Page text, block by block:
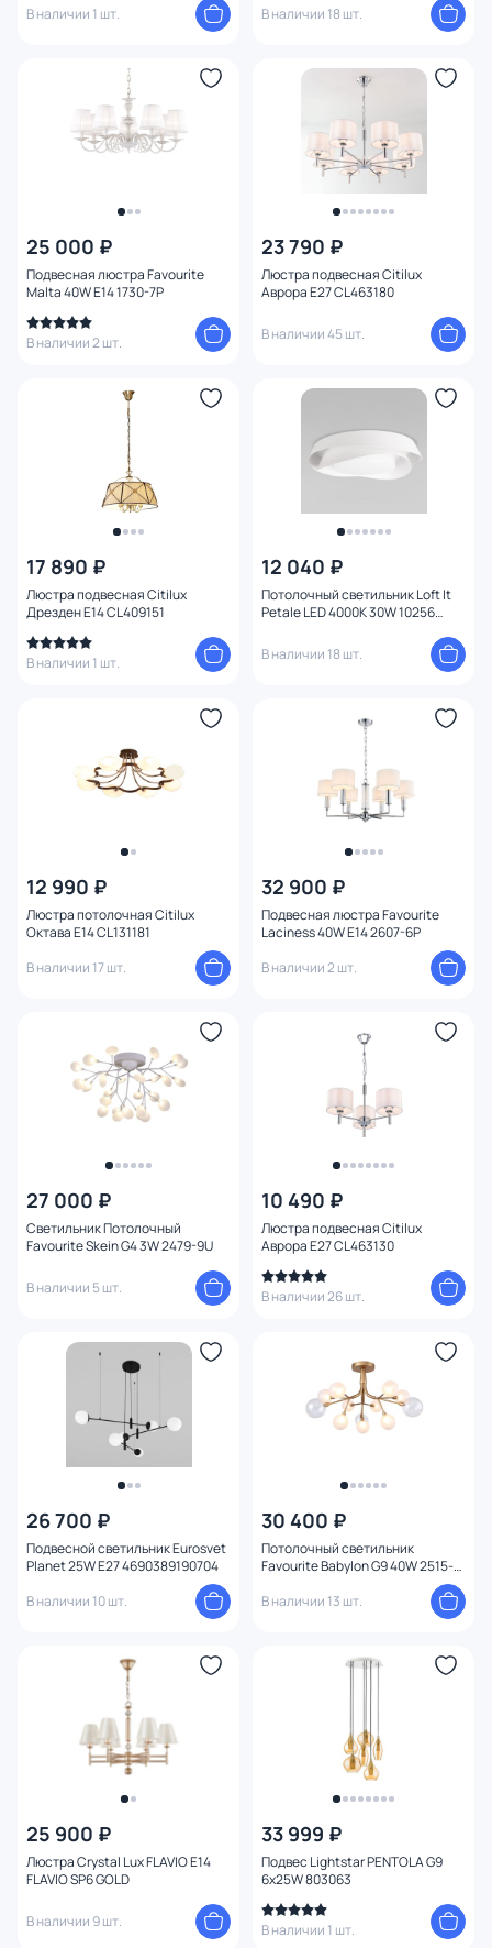
В наличии 1 шт. В наличии 18 шт.
25 000 ₽
Подвесная люстра Favourite
Malta 40W E14 1730-7P
В наличии 2 шт.
23 790 ₽
Люстра подвесная Citilux
Аврора E27 CL463180
В наличии 45 шт.
17 890 ₽
Люстра подвесная Citilux
Дрезден E14 CL409151
В наличии 1 шт.
12 040 ₽
Потолочный светильник Loft It
Petale LED 4000К 30W 10256
В наличии 18 шт.
12 990 ₽
Люстра потолочная Citilux
Октава E14 CL131181
В наличии 17 шт.
32 900 ₽
Подвесная люстра Favourite
Laciness 40W E14 2607-6P
В наличии 2 шт.
27 000 ₽
Светильник Потолочный
Favourite Skein G4 3W 2479-9U
В наличии 5 шт.
10 490 ₽
Люстра подвесная Citilux
Аврора E27 CL463130
В наличии 26 шт.
26 700 ₽
Подвесной светильник Eurosvet
Planet 25W E27 4690389190704
В наличии 10 шт.
30 400 ₽
Потолочный светильник
Favourite Babylon G9 40W 2515-
В наличии 13 шт.
25 900 ₽
Люстра Crystal Lux FLAVIO E14
FLAVIO SP6 GOLD
В наличии 9 шт.
33 999 ₽
Подвес Lightstar PENTOLA G9
6х25W 803063
В наличии 1 шт.